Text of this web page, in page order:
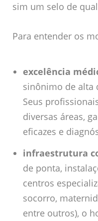
sim um selo de
Para entender os
excelência
sinônimo de alta
Seus
diversas áreas,
eficazes e
infraestrutura
de ponta,
centros
socorro,
entre outros), o